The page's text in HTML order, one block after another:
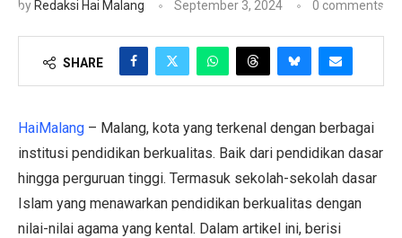
by Redaksi Hai Malang September 3, 2024 0 comments
SHARE
HaiMalang – Malang, kota yang terkenal dengan berbagai
institusi pendidikan berkualitas. Baik dari pendidikan dasar
hingga perguruan tinggi. Termasuk sekolah-sekolah dasar
Islam yang menawarkan pendidikan berkualitas dengan
nilai-nilai agama yang kental. Dalam artikel ini, berisi